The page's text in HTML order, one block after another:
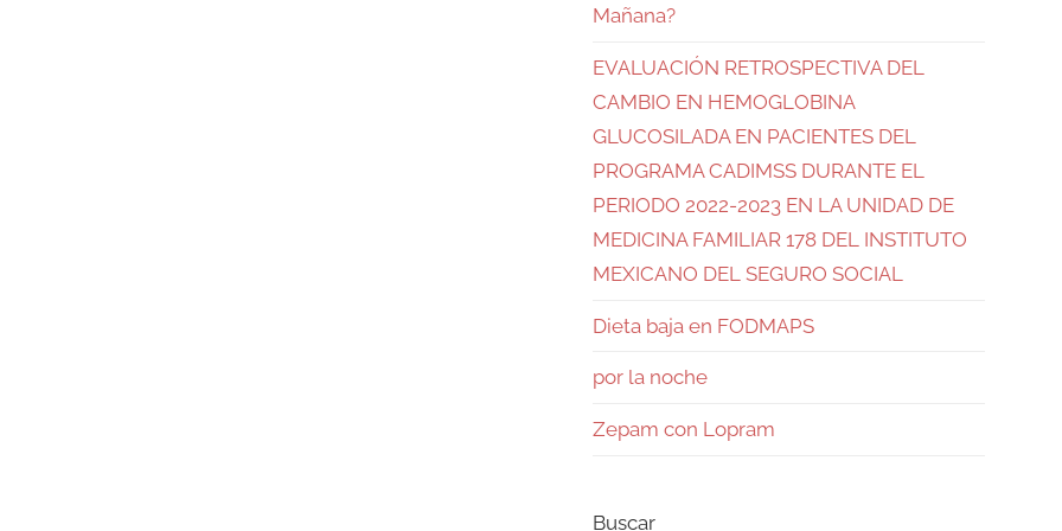
Mañana?
EVALUACIÓN RETROSPECTIVA DEL
CAMBIO EN HEMOGLOBINA
GLUCOSILADA EN PACIENTES DEL
PROGRAMA CADIMSS DURANTE EL
PERIODO 2022-2023 EN LA UNIDAD DE
MEDICINA FAMILIAR 178 DEL INSTITUTO
MEXICANO DEL SEGURO SOCIAL
Dieta baja en FODMAPS
por la noche
Zepam con Lopram
Buscar